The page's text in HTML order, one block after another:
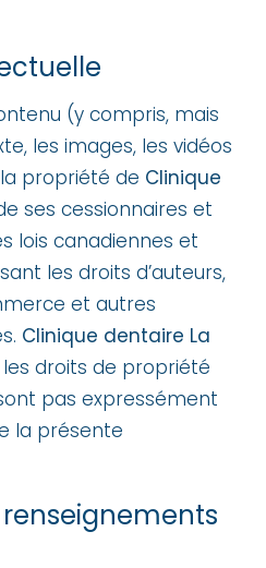
(y compris, mais
les images, les vidéos
propriété de Clinique
ses cessionnaires et
lois canadiennes et
les droits d’auteurs,
et autres
Clinique dentaire La
droits de propriété
pas expressément
la présente